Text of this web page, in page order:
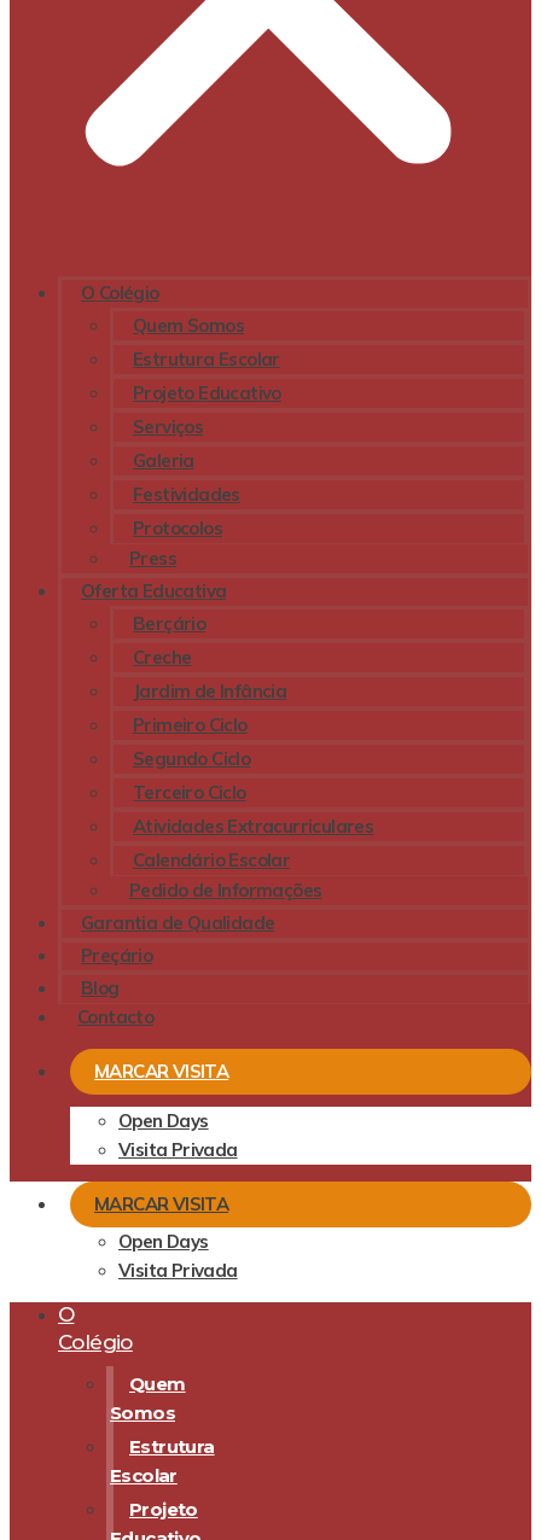
O Colégio
Quem Somos
Estrutura Escolar
Projeto Educativo
Serviços
Galeria
Festividades
Protocolos
Press
Oferta Educativa
Berçário
Creche
Jardim de Infância
Primeiro Ciclo
Segundo Ciclo
Terceiro Ciclo
Atividades Extracurriculares
Calendário Escolar
Pedido de Informações
Garantia de Qualidade
Preçário
Blog
Contacto
MARCAR VISITA
Open Days
Visita Privada
MARCAR VISITA
Open Days
Visita Privada
O
Colégio
Quem
Somos
Estrutura
Escolar
Projeto